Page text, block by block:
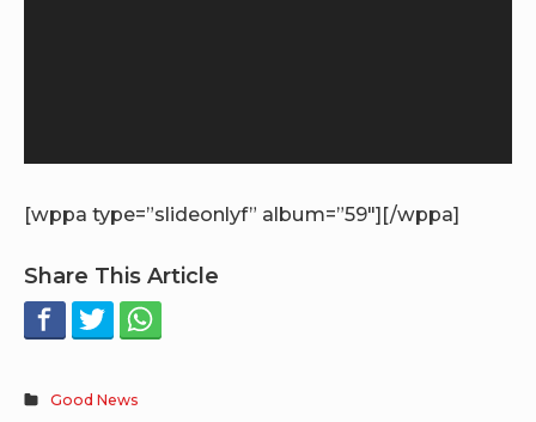
[wppa type=”slideonlyf” album=”59″][/wppa]
Share This Article
Good News